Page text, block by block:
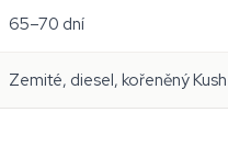
65–70 dní
Zemité, diesel, kořeněný Kush